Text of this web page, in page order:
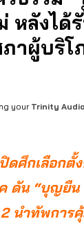
หลังได้
าผู้บริโ
your Trinity Audio
ดศึกเลือกตั้
ดัน “บุญยืน
นำทัพการ